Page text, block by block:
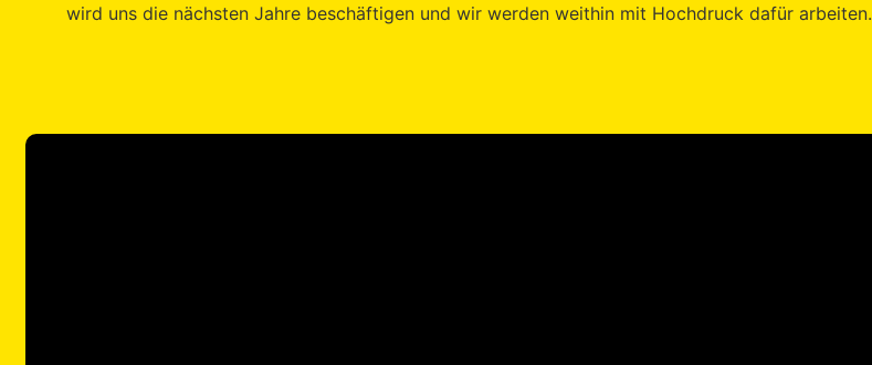
wird uns die nächsten Jahre beschäftigen und wir werden weithin mit Hochdruck dafür arbeiten.